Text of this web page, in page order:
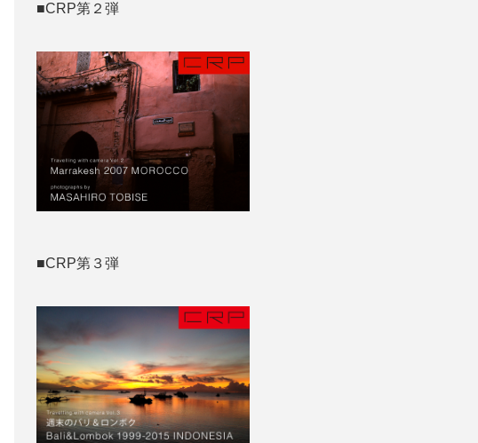
■CRP第２弾
■CRP第３弾